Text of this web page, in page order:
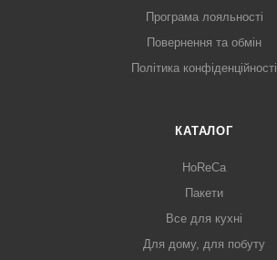
Програма лояльності
Повернення та обмін
Політика конфіденційності
КАТАЛОГ
HoReCa
Пакети
Все для кухні
Для дому, для побуту